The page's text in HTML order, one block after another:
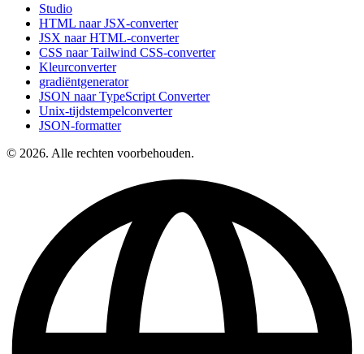
Studio
HTML naar JSX-converter
JSX naar HTML-converter
CSS naar Tailwind CSS-converter
Kleurconverter
gradiëntgenerator
JSON naar TypeScript Converter
Unix-tijdstempelconverter
JSON-formatter
© 2026. Alle rechten voorbehouden.